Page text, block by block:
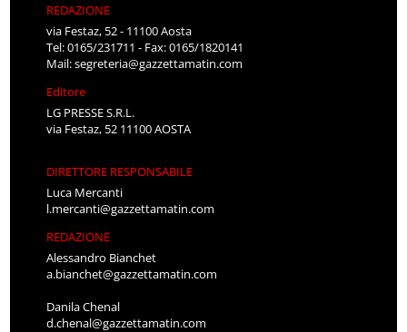
REDAZIONE
via Festaz, 52 - 11100 Aosta
Tel: 0165/231711 - Fax: 0165/1820141
Mail:segreteria@gazzettamatin.com
Editore
LG PRESSE S.R.L.
via Festaz, 52 11100 AOSTA
DIRETTORE RESPONSABILE
Luca Mercanti
l.mercanti@gazzettamatin.com
REDAZIONE
Alessandro Bianchet
a.bianchet@gazzettamatin.com
Danila Chenal
d.chenal@gazzettamatin.com